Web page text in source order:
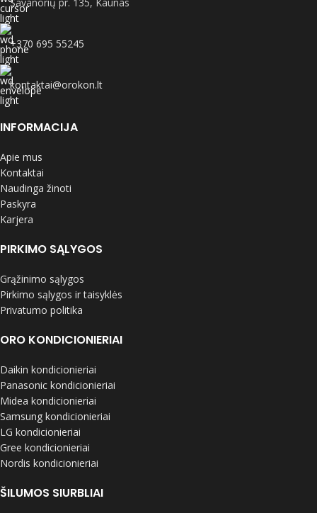
+370 695 55245
kontaktai@orokon.lt
INFORMACIJA
Apie mus
Kontaktai
Naudinga žinoti
Paskyra
Karjera
PIRKIMO SĄLYGOS
Grąžinimo sąlygos
Pirkimo sąlygos ir taisyklės
Privatumo politika
ORO KONDICIONIERIAI
Daikin kondicionieriai
Panasonic kondicionieriai
Midea kondicionieriai
Samsung kondicionieriai
LG kondicionieriai
Gree kondicionieriai
Nordis kondicionieriai
ŠILUMOS SIURBLIAI